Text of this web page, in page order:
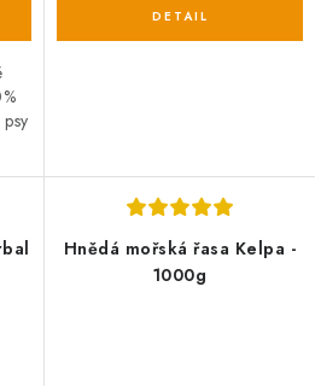
Hnědá mořská řasa Kelpa -
1000g